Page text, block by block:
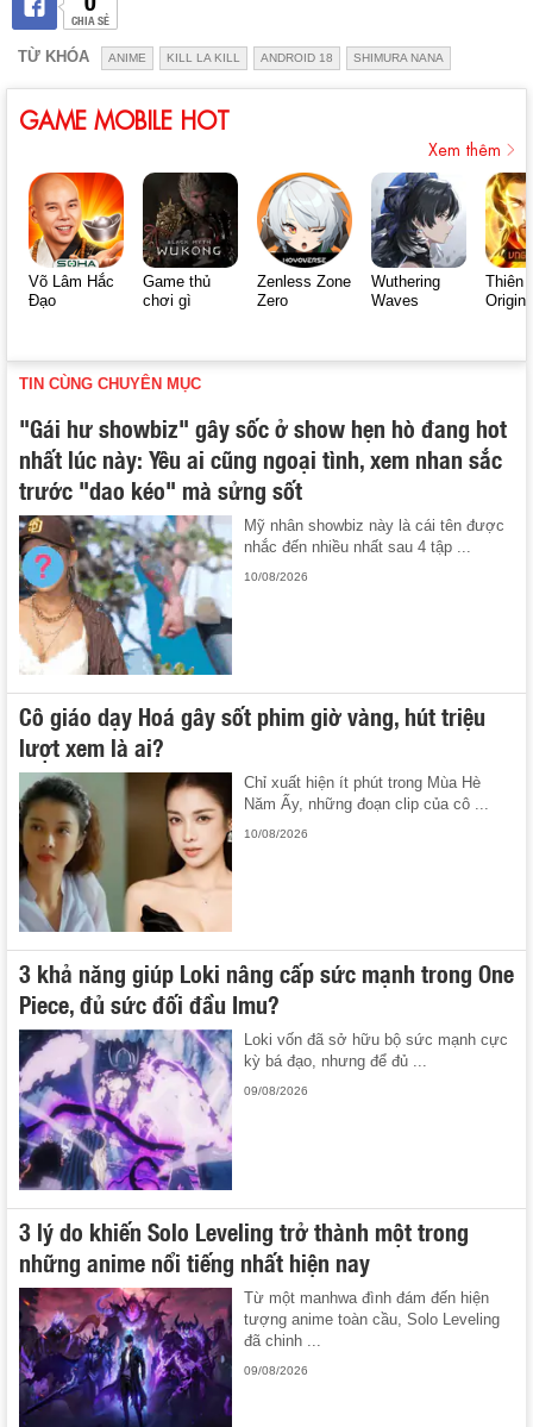
CHIA SẺ
TỪ KHÓA ANIME KILL LA KILL ANDROID 18 SHIMURA NANA
GAME MOBILE HOT
Xem thêm
Võ Lâm Hắc
Đạo
Game thủ
chơi gì
Zenless Zone
Zero
Wuthering
Waves
Thiên
Origin
TIN CÙNG CHUYÊN MỤC
"Gái hư showbiz" gây sốc ở show hẹn hò đang hot
nhất lúc này: Yêu ai cũng ngoại tình, xem nhan sắc
trước "dao kéo" mà sửng sốt
Mỹ nhân showbiz này là cái tên được
nhắc đến nhiều nhất sau 4 tập ...
10/08/2026
Cô giáo dạy Hoá gây sốt phim giờ vàng, hút triệu
lượt xem là ai?
Chỉ xuất hiện ít phút trong Mùa Hè
Năm Ấy, những đoạn clip của cô ...
10/08/2026
3 khả năng giúp Loki nâng cấp sức mạnh trong One
Piece, đủ sức đối đầu Imu?
Loki vốn đã sở hữu bộ sức mạnh cực
kỳ bá đạo, nhưng để đủ ...
09/08/2026
3 lý do khiến Solo Leveling trở thành một trong
những anime nổi tiếng nhất hiện nay
Từ một manhwa đình đám đến hiện
tượng anime toàn cầu, Solo Leveling
đã chinh ...
09/08/2026